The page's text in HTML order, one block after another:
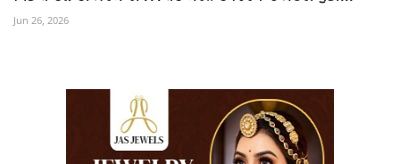
Jun 26, 2026